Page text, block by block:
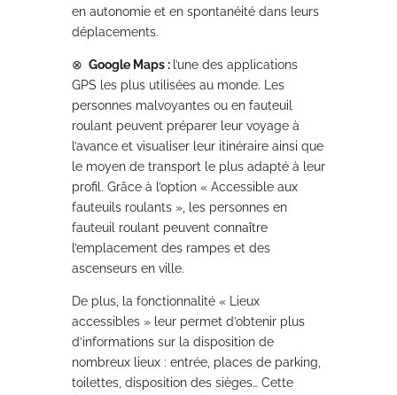
en autonomie et en spontanéité dans leurs
déplacements.
⊗ Google Maps : l’une des applications
GPS les plus utilisées au monde. Les
personnes malvoyantes ou en fauteuil
roulant peuvent préparer leur voyage à
l’avance et visualiser leur itinéraire ainsi que
le moyen de transport le plus adapté à leur
profil. Grâce à l’option « Accessible aux
fauteuils roulants », les personnes en
fauteuil roulant peuvent connaître
l’emplacement des rampes et des
ascenseurs en ville.
De plus, la fonctionnalité « Lieux
accessibles » leur permet d’obtenir plus
d’informations sur la disposition de
nombreux lieux : entrée, places de parking,
toilettes, disposition des sièges… Cette